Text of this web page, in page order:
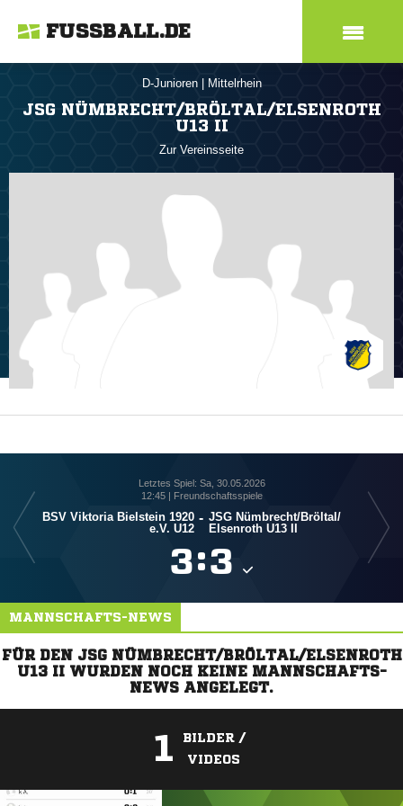
FUSSBALL.DE
D-Junioren Mittelrhein
JSG NÜMBRECHT/BRÖLTAL/ELSENROTH
U13 II
Zur Vereinsseite
Letztes Spiel: Sa, 30.05.2026
12:45 | Freundschaftsspiele
BSV Viktoria Bielstein 1920
e.V. U12
- JSG Nümbrecht/​Bröltal/​
Elsenroth U13 II
:
SV
MANNSCHAFTS-NEWS
FÜR DEN JSG NÜMBRECHT/BRÖLTAL/ELSENROTH
U13 II WURDEN NOCH KEINE MANNSCHAFTS-
NEWS ANGELEGT.
1
BILDER /
VIDEOS